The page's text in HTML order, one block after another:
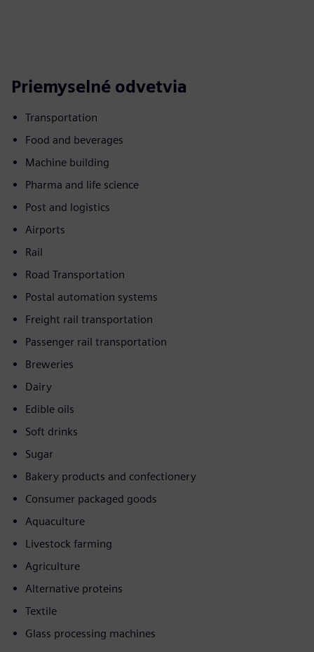
Priemyselné odvetvia
Transportation
Food and beverages
Machine building
Pharma and life science
Post and logistics
Airports
Rail
Road Transportation
Postal automation systems
Freight rail transportation
Passenger rail transportation
Breweries
Dairy
Edible oils
Soft drinks
Sugar
Bakery products and confectionery
Consumer packaged goods
Aquaculture
Livestock farming
Agriculture
Alternative proteins
Textile
Glass processing machines